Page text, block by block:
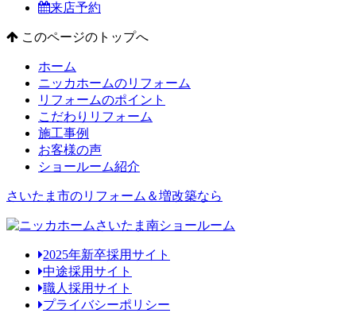
来店予約
このページのトップへ
ホーム
ニッカホームのリフォーム
リフォームのポイント
こだわりリフォーム
施工事例
お客様の声
ショールーム紹介
さいたま市のリフォーム＆増改築なら
2025年新卒採用サイト
中途採用サイト
職人採用サイト
プライバシーポリシー